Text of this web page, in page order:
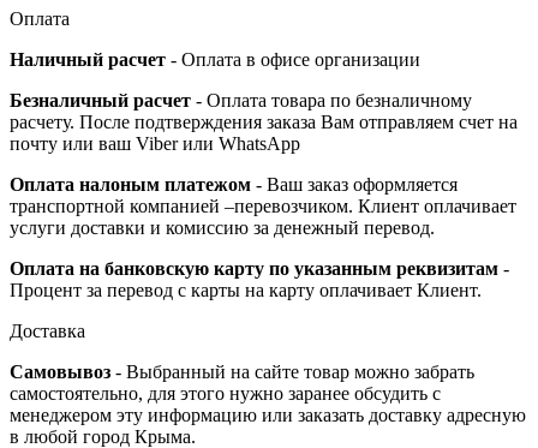
Оплата
Наличный расчет - Оплата в офисе организации
Безналичный расчет - Оплата товара по безналичному
расчету. После подтверждения заказа Вам отправляем счет на
почту или ваш Viber или WhatsApp
Оплата налоным платежом - Ваш заказ оформляется
транспортной компанией –перевозчиком. Клиент оплачивает
услуги доставки и комиссию за денежный перевод.
Оплата на банковскую карту по указанным реквизитам -
Процент за перевод с карты на карту оплачивает Клиент.
Доставка
Самовывоз - Выбранный на сайте товар можно забрать
самостоятельно, для этого нужно заранее обсудить с
менеджером эту информацию или заказать доставку адресную
в любой город Крыма.